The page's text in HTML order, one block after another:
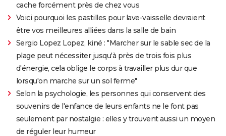
cache forcément près de chez vous
Voici pourquoi les pastilles pour lave-vaisselle devraient
être vos meilleures alliées dans la salle de bain
Sergio Lopez Lopez, kiné : "Marcher sur le sable sec de la
plage peut nécessiter jusqu'à près de trois fois plus
d'énergie, cela oblige le corps à travailler plus dur que
lorsqu'on marche sur un sol ferme"
Selon la psychologie, les personnes qui conservent des
souvenirs de l'enfance de leurs enfants ne le font pas
seulement par nostalgie : elles y trouvent aussi un moyen
de réguler leur humeur